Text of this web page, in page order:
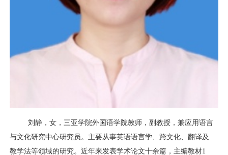
刘静，女， 三亚学院外国语学院教师，副教授，兼应用语言
与文化研究中心研究员。主要从事英语语言学、跨文化、翻译及
教学法等领域的研究。近年来发表学术论文十余篇，主编教材1